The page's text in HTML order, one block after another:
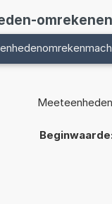
omrekenen